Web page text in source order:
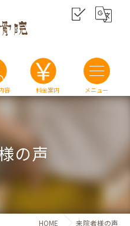
容 料金案内
の声
HOME 来院者様の声